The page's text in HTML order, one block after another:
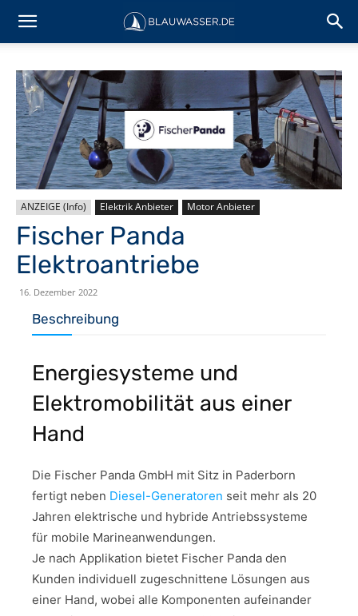
ANZEIGE (Info) Elektrik Anbieter Motor Anbieter
Fischer Panda
Elektroantriebe
16. Dezember 2022
Beschreibung
Energiesysteme und
Elektromobilität aus einer
Hand
Die Fischer Panda GmbH mit Sitz in Paderborn
fertigt neben Diesel-Generatoren seit mehr als 20
Jahren elektrische und hybride Antriebssysteme
für mobile Marineanwendungen.
Je nach Applikation bietet Fischer Panda den
Kunden individuell zugeschnittene Lösungen aus
einer Hand, wobei alle Komponenten aufeinander